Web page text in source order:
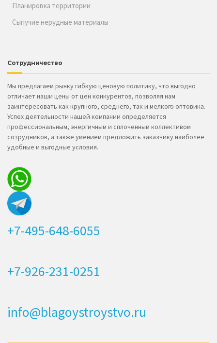
Планировка территории
Сыпучие нерудные материалы
Сотрудничество
Мы предлагаем рынку гибкую ценовую политику, что выгодно
отличает наши цены от цен конкурентов, позволяя нам
заинтересовать как крупного, среднего, так и мелкого оптовика.
Успех деятельности нашей компании определяется
профессиональным, энергичным и сплоченным коллективом
сотрудников, а также умением предложить заказчику наиболее
удобные и выгодные условия.
+7-495-648-6055
+7-926-231-0251
info@blagoystroystvo.ru